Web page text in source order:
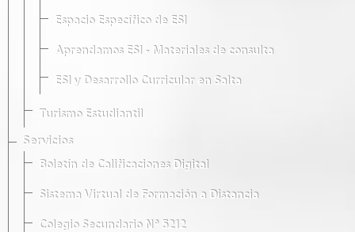
Espacio Específico de ESI
Aprendamos ESI - Materiales de consulta
ESI y Desarrollo Curricular en Salta
Turismo Estudiantil
Servicios
Boletín de Calificaciones Digital
Sistema Virtual de Formación a Distancia
Colegio Secundario Nº 5212